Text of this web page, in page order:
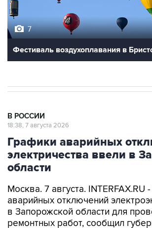
Фестиваль воздухоплавания в
Графики аварийных
электричества ввели в
области
Москва. 7 августа. INTERFAX.RU -
в Запорожской области для
ремонтных работ, сообщил
Евгений Балицкий в пятницу.